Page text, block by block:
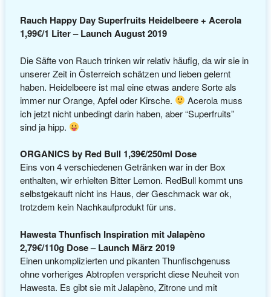
Rauch Happy Day Superfruits Heidelbeere + Acerola
1,99€/1 Liter – Launch August 2019
Die Säfte von Rauch trinken wir relativ häufig, da wir sie in
unserer Zeit in Österreich schätzen und lieben gelernt
haben. Heidelbeere ist mal eine etwas andere Sorte als
immer nur Orange, Apfel oder Kirsche.
Acerola muss
ich jetzt nicht unbedingt darin haben, aber “Superfruits”
sind ja hipp.
ORGANICS by Red Bull 1,39€/250ml Dose
Eins von 4 verschiedenen Getränken war in der Box
enthalten, wir erhielten Bitter Lemon. RedBull kommt uns
selbstgekauft nicht ins Haus, der Geschmack war ok,
trotzdem kein Nachkaufprodukt für uns.
Hawesta Thunfisch Inspiration mit Jalapèno
2,79€/110g Dose – Launch März 2019
Einen unkomplizierten und pikanten Thunfischgenuss
ohne vorheriges Abtropfen verspricht diese Neuheit von
Hawesta. Es gibt sie mit Jalapèno, Zitrone und mit